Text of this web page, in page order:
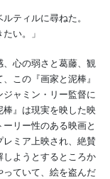
ティルに尋ねた。
い。」
心の弱さと葛藤、観
この『画家と泥棒』
ャミン・リー監督に
』は現実を映した映
リー性のある映画と
ミア上映され、絶賛
ようとするところか
ていて、絵を盗んだ